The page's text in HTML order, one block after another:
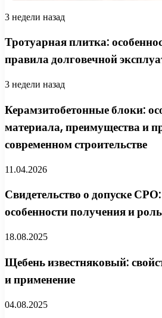
3 недели назад
Тротуарная плитка:
правила долговечной
3 недели назад
Керамзитобетонные блоки:
материала, преимущества и
современном строительстве
11.04.2026
Свидетельство о допуске
особенности получения и
18.08.2025
Щебень известняковый:
и применение
04.08.2025